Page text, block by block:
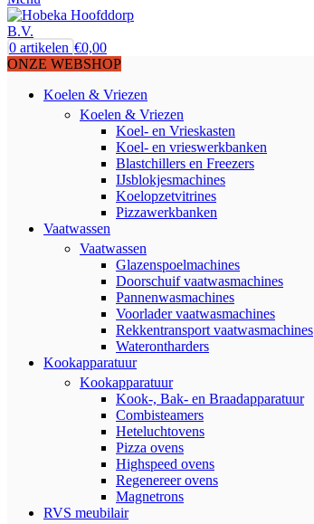
0 artikelen €0,00
ONZE WEBSHOP
Koelen & Vriezen
Koelen & Vriezen
Koel- en Vrieskasten
Koel- en vrieswerkbanken
Blastchillers en Freezers
IJsblokjesmachines
Koelopzetvitrines
Pizzawerkbanken
Vaatwassen
Vaatwassen
Glazenspoelmachines
Doorschuif vaatwasmachines
Pannenwasmachines
Voorlader vaatwasmachines
Rekkentransport vaatwasmachines
Waterontharders
Kookapparatuur
Kookapparatuur
Kook-, Bak- en Braadapparatuur
Combisteamers
Heteluchtovens
Pizza ovens
Highspeed ovens
Regenereer ovens
Magnetrons
RVS meubilair